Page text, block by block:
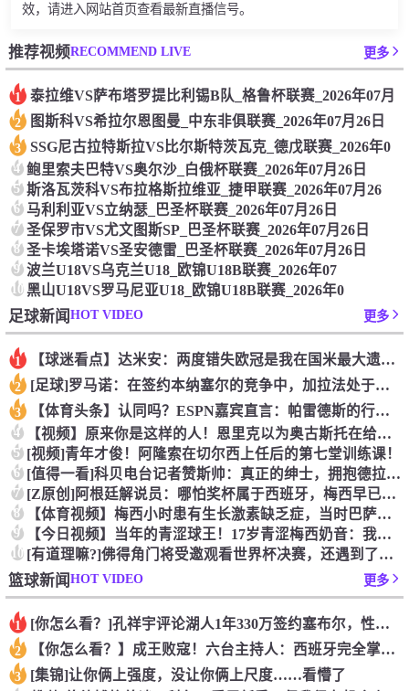
效，请进入网站首页查看最新直播信号。
推荐视频RECOMMEND LIVE 更多
1 泰拉维VS萨布塔罗提比利锡B队_格鲁杯联赛_2026年07月
2 图斯科VS希拉尔恩图曼_中东非俱联赛_2026年07月26日
3 SSG尼古拉特斯拉VS比尔斯特茨瓦克_德戊联赛_2026年0
4 鲍里索夫巴特VS奥尔沙_白俄杯联赛_2026年07月26日
5 斯洛瓦茨科VS布拉格斯拉维亚_捷甲联赛_2026年07月26
6 马利利亚VS立纳瑟_巴圣杯联赛_2026年07月26日
7 圣保罗市VS尤文图斯SP_巴圣杯联赛_2026年07月26日
8 圣卡埃塔诺VS圣安德雷_巴圣杯联赛_2026年07月26日
9 波兰U18VS乌克兰U18_欧锦U18B联赛_2026年07
10黑山U18VS罗马尼亚U18_欧锦U18B联赛_2026年0
足球新闻HOT VIDEO 更多
1 【球迷看点】达米安：两度错失欧冠是我在国米最大遗憾，不退役我
2 [足球]罗马诺：在签约本纳塞尔的竞争中，加拉法处于领先地位
3 【体育头条】认同吗？ESPN嘉宾直言：帕雷德斯的行为无法容忍
4 【视频】原来你是这样的人！恩里克以为奥古斯托在给自己拍照，但
5 [视频]青年才俊！阿隆索在切尔西上任后的第七堂训练课！
6 [值得一看]科贝电台记者赞斯帅：真正的绅士，拥抱德拉富恩特+
7 [Z原创]阿根廷解说员：哪怕奖杯属于西班牙，梅西早已唤醒阿根
8 【体育视频】梅西小时患有生长激素缺乏症，当时巴萨总监看了比赛
9 【今日视频】当年的青涩球王！17岁青涩梅西奶音：我们用节奏把
10 [有道理嘛?]佛得角门将受邀观看世界杯决赛，还遇到了传奇门将
篮球新闻HOT VIDEO 更多
1 [你怎么看？]孔祥宇评论湖人1年330万签约塞布尔，性价比极
2 【你怎么看？】成王败寇！六台主持人：西班牙完全掌控比赛，阿根
3 [集锦]让你俩上强度，没让你俩上尺度……看懵了